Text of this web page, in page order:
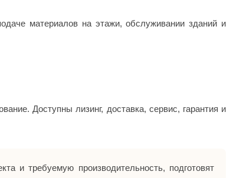
материалов на этажи, обслуживании зданий и
Доступны лизинг, доставка, сервис, гарантия и
и требуемую производительность, подготовят